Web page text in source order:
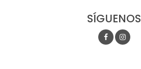
SÍGUENOS